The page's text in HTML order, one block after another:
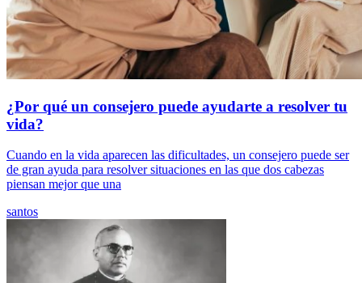
¿Por qué un consejero puede ayudarte a resolver tu
vida?
Cuando en la vida aparecen las dificultades, un consejero puede ser
de gran ayuda para resolver situaciones en las que dos cabezas
piensan mejor que una
santos